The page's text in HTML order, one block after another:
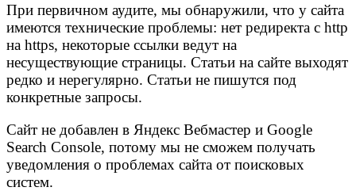
При первичном аудите, мы обнаружили, что у сайта
имеются технические проблемы: нет редиректа с http
на https, некоторые ссылки ведут на
несуществующие страницы. Статьи на сайте выходят
редко и нерегулярно. Статьи не пишутся под
конкретные запросы.
Сайт не добавлен в Яндекс Вебмастер и Google
Search Console, потому мы не сможем получать
уведомления о проблемах сайта от поисковых
систем.